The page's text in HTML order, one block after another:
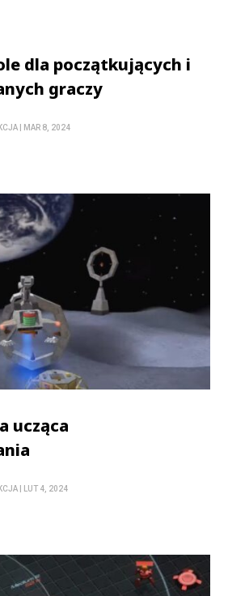
dla początkujących i
graczy
MAR 8, 2024
ucząca
LUT 4, 2024